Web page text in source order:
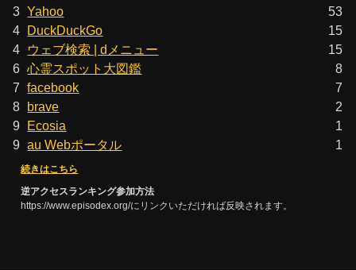
3 Yahoo
53
4 DuckDuckGo
15
4
ウェブ検索 | dメニュー
15
6 心霊スポット大図鑑
8
7 facebook
7
8 brave
2
9 Ecosia
1
9 au Webポータル 1
続きはこちら
逆アクセスランキング参加方法
https://www.episodex.org/にリンクいただければ反映されます。